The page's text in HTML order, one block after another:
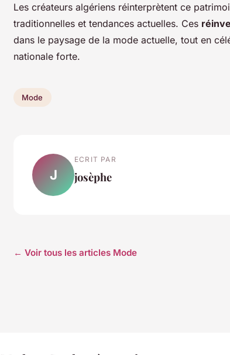
Les créateurs algériens réinterprètent ce
traditionnelles et tendances actuelles. Ces
dans le paysage de la mode actuelle, tout en
nationale forte.
Mode
J
ECRIT PAR
josèphe
← Voir tous les articles Mode